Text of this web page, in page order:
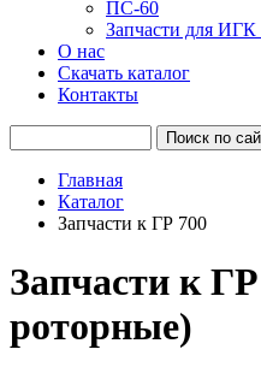
ПС-60
Запчасти для
О нас
Скачать каталог
Контакты
Главная
Каталог
Запчасти к ГР 700
Запчасти к
роторные)